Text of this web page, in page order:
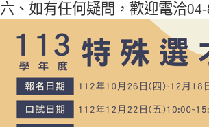
六 、 如有任何疑問 ， 歡迎電洽